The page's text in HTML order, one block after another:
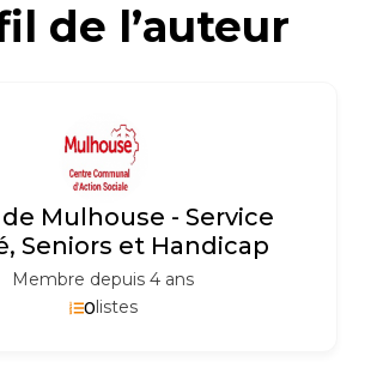
de l’auteur
de Mulhouse - Service
Seniors et Handicap
Membre depuis 4 ans
0listes